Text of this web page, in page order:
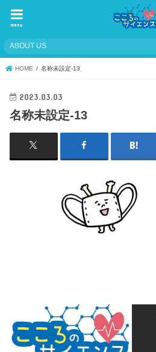
menu
ABOUT US
HOME 名称未設定-13
2023.03.03
名称未設定-13